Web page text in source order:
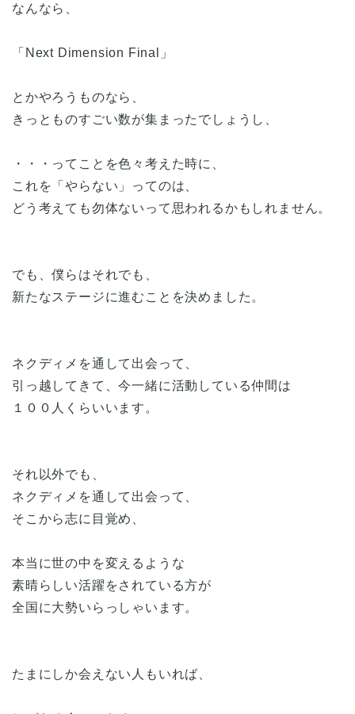
なんなら、
「Next Dimension Final」
とかやろうものなら、
きっとものすごい数が集まったでしょうし、
・・・ってことを色々考えた時に、
これを「やらない」ってのは、
どう考えても勿体ないって思われるかもしれません。
でも、僕らはそれでも、
新たなステージに進むことを決めました。
ネクディメを通して出会って、
引っ越してきて、今一緒に活動している仲間は
１００人くらいいます。
それ以外でも、
ネクディメを通して出会って、
そこから志に目覚め、
本当に世の中を変えるような
素晴らしい活躍をされている方が
全国に大勢いらっしゃいます。
たまにしか会えない人もいれば、